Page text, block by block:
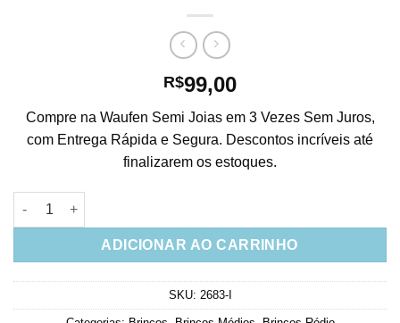
R$99,00
Compre na Waufen Semi Joias em 3 Vezes Sem Juros,
com Entrega Rápida e Segura. Descontos incríveis até
finalizarem os estoques.
Brinco Gota Alongada Rubi Com Cristal E Banho De Rodio
ADICIONAR AO CARRINHO
SKU: 2683-I